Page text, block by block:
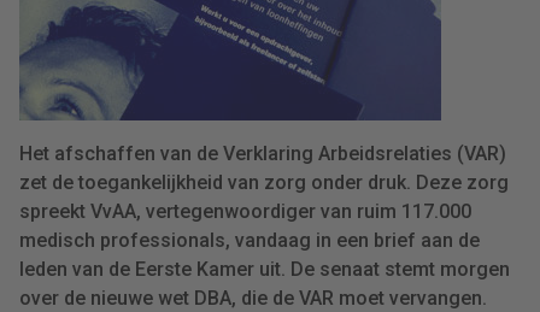
Het afschaffen van de Verklaring Arbeidsrelaties (VAR)
zet de toegankelijkheid van zorg onder druk. Deze zorg
spreekt VvAA, vertegenwoordiger van ruim 117.000
medisch professionals, vandaag in een brief aan de
leden van de Eerste Kamer uit. De senaat stemt morgen
over de nieuwe wet DBA, die de VAR moet vervangen.